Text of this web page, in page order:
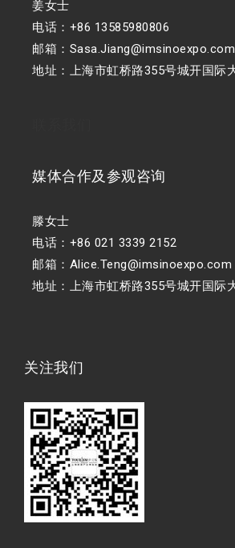
姜女士
电话：+86 13585980806
邮箱：Sasa.Jiang@imsinoexpo.com
地址：上海市虹桥路355号城开国际
媒体合作及参观咨询
滕女士
电话：+86 021 3339 2152
邮箱：Alice.Teng@imsinoexpo.com
地址：上海市虹桥路355号城开国际
关注我们